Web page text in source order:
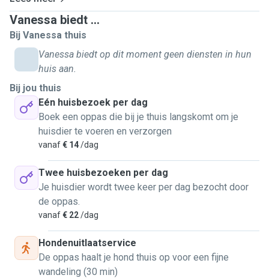
Vanessa biedt ...
Bij Vanessa thuis
Vanessa biedt op dit moment geen diensten in hun
huis aan.
Bij jou thuis
Eén huisbezoek per dag
Boek een oppas die bij je thuis langskomt om je
huisdier te voeren en verzorgen
vanaf€ 14/dag
Twee huisbezoeken per dag
Je huisdier wordt twee keer per dag bezocht door
de oppas.
vanaf€ 22/dag
Hondenuitlaatservice
De oppas haalt je hond thuis op voor een fijne
wandeling (30 min)